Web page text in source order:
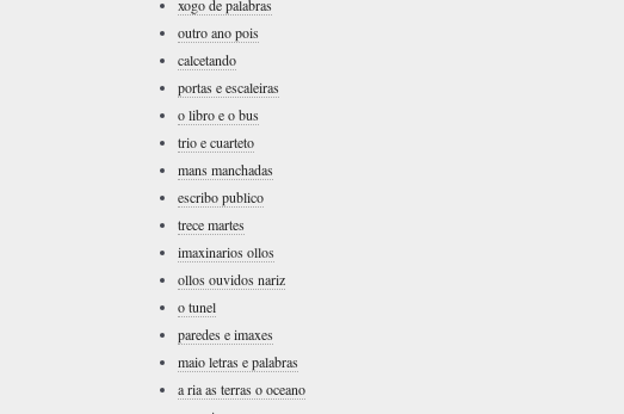
xogo de palabras
outro ano pois
calcetando
portas e escaleiras
o libro e o bus
trio e cuarteto
mans manchadas
escribo publico
trece martes
imaxinarios ollos
ollos ouvidos nariz
o tunel
paredes e imaxes
maio letras e palabras
a ria as terras o oceano